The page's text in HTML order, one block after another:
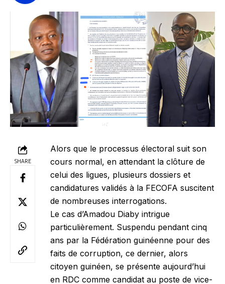
SHARE
Alors que le processus électoral suit son
cours normal, en attendant la clôture de
celui des ligues, plusieurs dossiers et
candidatures validés à la FECOFA suscitent
de nombreuses interrogations.
Le cas d’Amadou Diaby intrigue
particulièrement. Suspendu pendant cinq
ans par la Fédération guinéenne pour des
faits de corruption, ce dernier, alors
citoyen guinéen, se présente aujourd’hui
en RDC comme candidat au poste de vice-